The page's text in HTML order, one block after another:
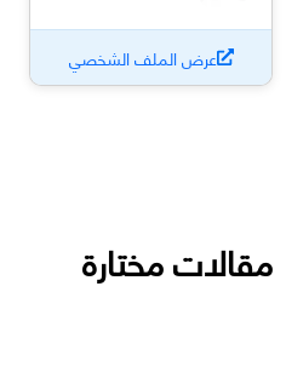
عرض الملف الشخصي
مقالات مختارة